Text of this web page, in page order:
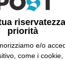
priorità
e/o
come i
ti piace